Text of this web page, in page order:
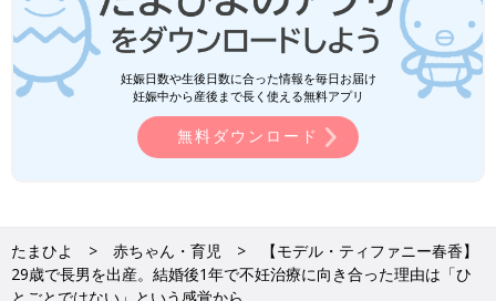
妊娠日数や生後日数に合った情報を毎日お届け
妊娠中から産後まで長く使える無料アプリ
無料ダウンロード
たまひよ 赤ちゃん・育児
【モデル・ティファニー春香】
29歳で長男を出産。結婚後1年で不妊治療に向き合った理由は「ひ